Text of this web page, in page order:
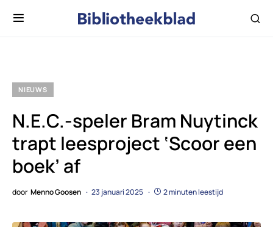
NIEUWS
N.E.C.-speler Bram Nuytinck
trapt leesproject ‘Scoor een
boek’ af
door Menno Goosen 23 januari 2025 2 minuten leestijd